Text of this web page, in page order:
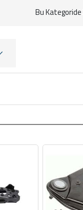
Bu Kategoride